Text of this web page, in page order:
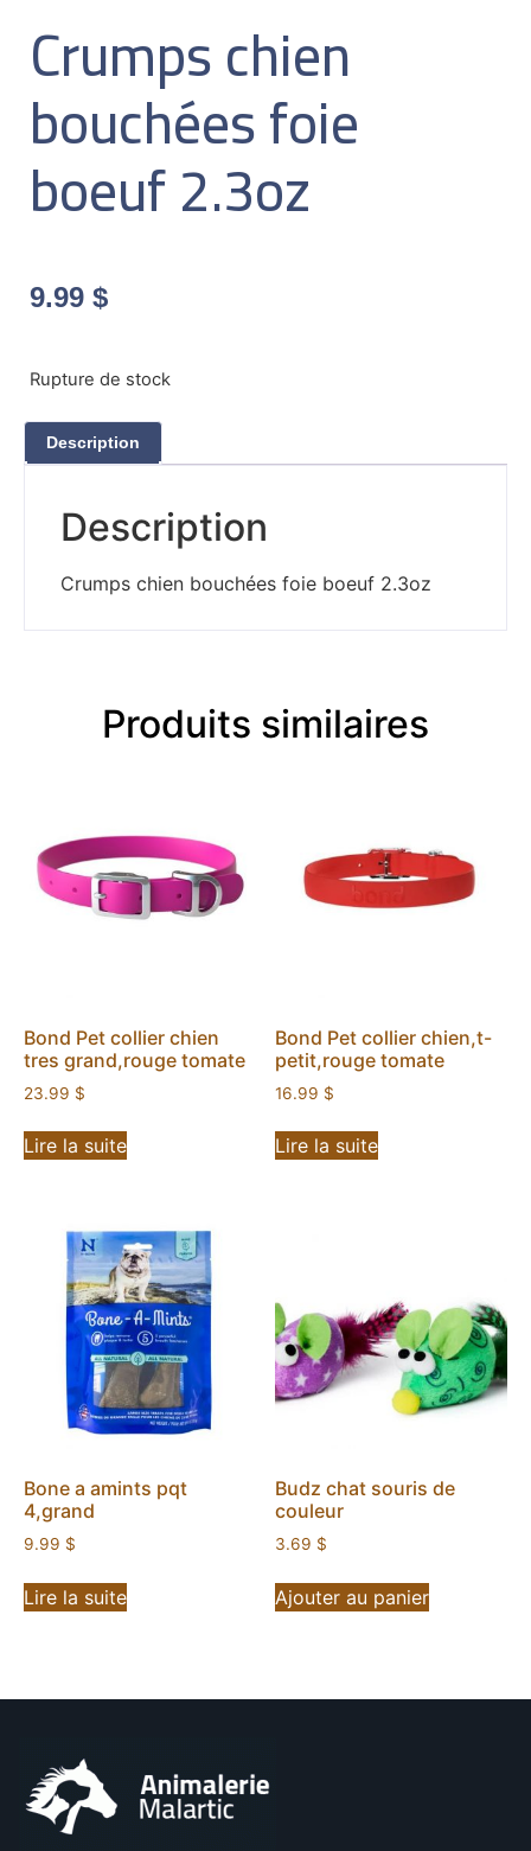
Crumps chien
bouchées foie
boeuf 2.3oz
9.99 $
Rupture de stock
Description
Description
Crumps chien bouchées foie boeuf 2.3oz
Produits similaires
Bond Pet collier chien
tres grand,rouge tomate
23.99 $
Lire la suite
Bond Pet collier chien,t-
petit,rouge tomate
16.99 $
Lire la suite
Bone a amints pqt
4,grand
9.99 $
Lire la suite
Budz chat souris de
couleur
3.69 $
Ajouter au panier